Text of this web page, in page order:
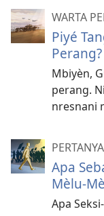
WARTA
Piyé
Perang?
Mbiyèn,
perang.
nresnani
Apa
Mèlu-
Apa